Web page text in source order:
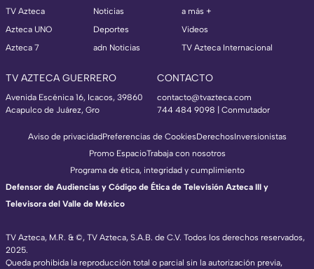
TV Azteca
Azteca UNO
Azteca 7
Noticias
Deportes
adn Noticias
a más +
Videos
TV Azteca Internacional
TV AZTECA GUERRERO
Avenida Escénica 16, Icacos, 39860
Acapulco de Juárez, Gro
CONTACTO
contacto@tvazteca.com
744 484 9098 | Conmutador
TV Azteca, M.R. & ©, TV Azteca, S.A.B. de C.V. Todos los derechos reservados,
2025.
Queda prohibida la reproducción total o parcial sin la autorización previa,
Aviso de privacidadPreferencias de CookiesDerechosInversionistas
Promo EspacioTrabaja con nosotros
Programa de ética, integridad y cumplimiento
Defensor de Audiencias y Código de Ética de Televisión Azteca III y
Televisora del Valle de México